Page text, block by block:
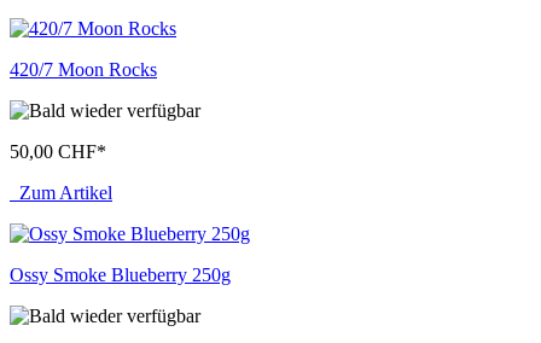
420/7 Moon Rocks
50,00 CHF*
Zum Artikel
Ossy Smoke Blueberry 250g